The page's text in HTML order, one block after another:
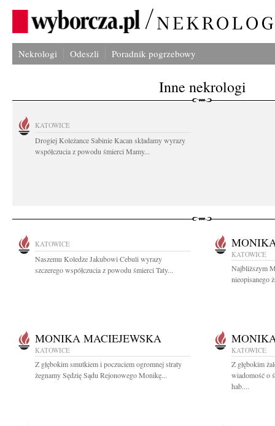
Nekrologi Odeszli Poradnik pogrzebowy
Inne nekrologi
KATOWICE
Drogiej Koleżance Sabinie Kacan składamy wyrazy
współczucia z powodu śmierci Mamy...
KATOWICE
Naszemu Koledze Jakubowi Cebuli wyrazy
szczerego współczucia z powodu śmierci Taty...
KATOWICE
Najbliższym
nieopisanego
MONIKA MACIEJEWSKA
KATOWICE
Z głębokim smutkiem i poczuciem ogromnej straty
żegnamy Sędzię Sądu Rejonowego Monikę...
KATOWICE
Z głębokim
wiadomość o
hab....